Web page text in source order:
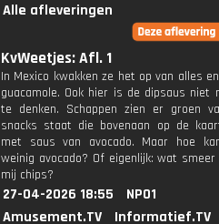
Alle afleveringen
KvWeetjes: Afl. 1
In Mexico kwakken ze het op van alles
guacamole. Ook hier is de dipsaus niet
te denken. Schappen zien er groen
snacks staat die bovenaan op de
met saus van avocado. Maar hoe
weinig avocado? Of eigenlijk: wat
mij chips?
27-04-2026 18:55
NPO1
Amusement.TV
Informatief.TV